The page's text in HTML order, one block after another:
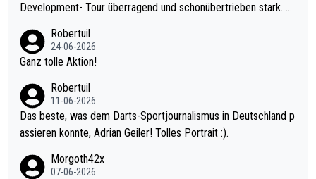
Development- Tour überragend und schonübertrieben stark. U
mal 40+ erst recht. Da gewinnst keinen Blumentopf - ist ja noc
h krasser wie ein Pokalspiel eines Kreisligisten vs einem Bund
Robertuil
24-06-2026
Ganz tolle Aktion!
Robertuil
11-06-2026
Das beste, was dem Darts-Sportjournalismus in Deutschland p
assieren konnte, Adrian Geiler! Tolles Portrait :).
Morgoth42x
07-06-2026